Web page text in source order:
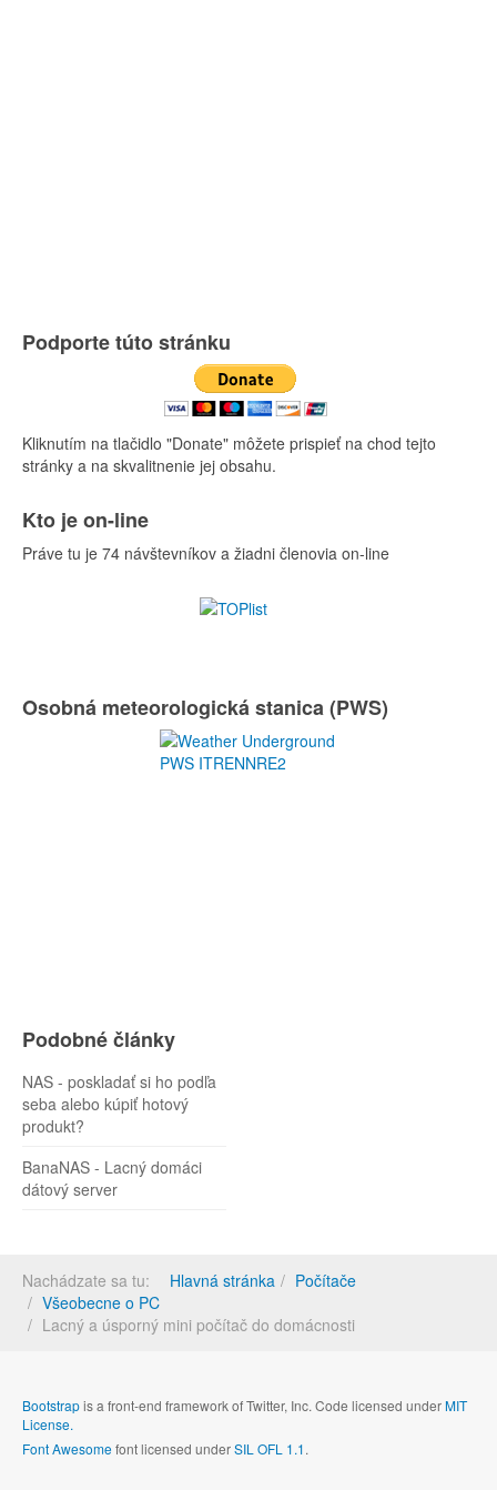
Podporte túto stránku
Kliknutím na tlačidlo "Donate" môžete prispieť na chod tejto
stránky a na skvalitnenie jej obsahu.
Kto je on-line
Práve tu je 74 návštevníkov a žiadni členovia on-line
Osobná meteorologická stanica (PWS)
Podobné články
NAS - poskladať si ho podľa
seba alebo kúpiť hotový
produkt?
BanaNAS - Lacný domáci
dátový server
Nachádzate sa tu: Hlavná stránka
Počítače
Všeobecne o PC
Lacný a úsporný mini počítač do domácnosti
Bootstrapis a front-end framework of Twitter, Inc. Code licensed underMIT
License.
Font Awesomefont licensed underSIL OFL 1.1.